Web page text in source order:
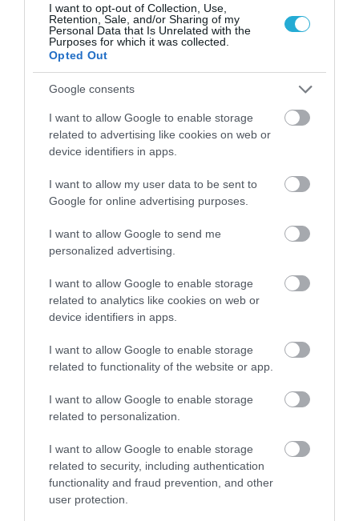
I want to opt-out of Collection, Use,
Retention, Sale, and/or Sharing of my
Personal Data that Is Unrelated with the
Purposes for which it was collected.
Opted Out
Google consents
I want to allow Google to enable storage
related to advertising like cookies on web or
device identifiers in apps.
I want to allow my user data to be sent to
Google for online advertising purposes.
I want to allow Google to send me
personalized advertising.
I want to allow Google to enable storage
related to analytics like cookies on web or
device identifiers in apps.
I want to allow Google to enable storage
related to functionality of the website or app.
I want to allow Google to enable storage
related to personalization.
I want to allow Google to enable storage
related to security, including authentication
functionality and fraud prevention, and other
user protection.
26.04.2026 12:01
Ποιες είναι οι καλύτερες και ποιες οι
χειρότερες στάσεις ύπνου στην
εγκυμοσύνη
ΔΗΜΟΦΙΛΗ
Αυτό είναι το θαυματουργό έλαιο που
προστατεύει από το Αλτχάιμερ